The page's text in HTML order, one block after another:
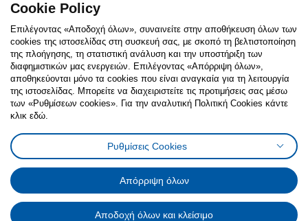
Follow us:
FacebookInstagram
TikTokYoutubePinterestTwitter
Πολιτική CookiesΔήλωση ψηφιακής προσβασιμότητας
Ρυθμίσεις cookiesΌροι Χρήσης
Γενική Πολιτική Προσωπικών Δεδομένων
Πολιτική Προσωπικών Δεδομένων για ΙΚΕΑ.gr
Κώδικας Καταναλωτικής Δεοντολογίας
Cookie Policy
Επιλέγοντας «Αποδοχή όλων», συναινείτε στην αποθήκευση όλων των
cookies της ιστοσελίδας στη συσκευή σας, με σκοπό τη βελτιστοποίηση
της πλοήγησης, τη στατιστική ανάλυση και την υποστήριξη των
διαφημιστικών μας ενεργειών. Επιλέγοντας «Απόρριψη όλων»,
αποθηκεύονται μόνο τα cookies που είναι αναγκαία για τη λειτουργία
της ιστοσελίδας. Μπορείτε να διαχειριστείτε τις προτιμήσεις σας μέσω
των «Ρυθμίσεων cookies». Για την αναλυτική Πολιτική Cookies κάντε
κλικ εδώ.
Ρυθμίσεις Cookies
Απόρριψη όλων
Αποδοχή όλων και κλείσιμο